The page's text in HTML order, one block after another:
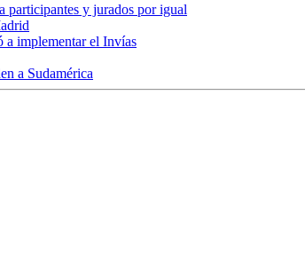
participantes y jurados por igual
a implementar el Invías
a Sudamérica